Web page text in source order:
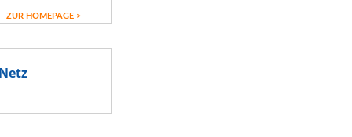
ZUR HOMEPAGE >